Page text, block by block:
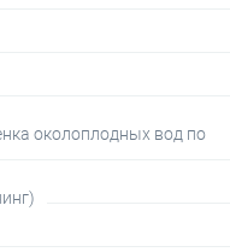
околоплодных вод по